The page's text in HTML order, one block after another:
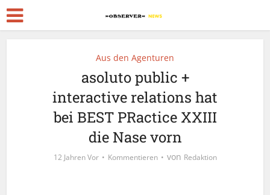
Aus den Agenturen
asoluto public +
interactive relations hat
bei BEST PRactice XXIII
die Nase vorn
12 Jahren Vor Kommentieren von Redaktion